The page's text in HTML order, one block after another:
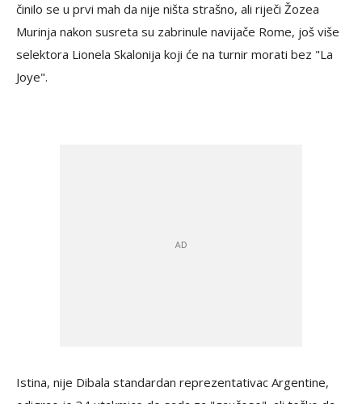
činilo se u prvi mah da nije ništa strašno, ali riječi Žozea
Murinja nakon susreta su zabrinule navijače Rome, još više
selektora Lionela Skalonija koji će na turnir morati bez "La
Joye".
Istina, nije Dibala standardan reprezentativac Argentine,